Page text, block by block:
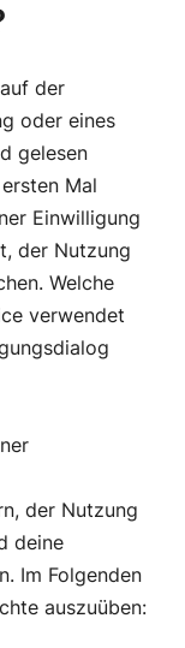
der
oder eines
gelesen
Mal
Einwilligung
der Nutzung
Welche
verwendet
der Nutzung
deine
Im Folgenden
auszuüben: